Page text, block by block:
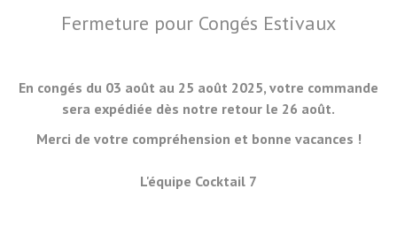
MENU
Fermeture pour Congés Estivaux
En congés du 03 août au 25 août 2025, votre commande
sera expédiée dès notre retour le 26 août.
Merci de votre compréhension et bonne vacances !
L'équipe Cocktail 7